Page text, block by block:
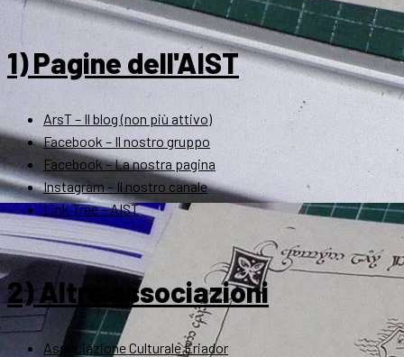
1) Pagine dell'AIST
ArsT – Il blog (non più attivo)
Facebook – Il nostro gruppo
Facebook – La nostra pagina
Instagram – Il nostro canale
Link Tree – AIST
2) Altre associazioni
Associazione Culturale Eriador